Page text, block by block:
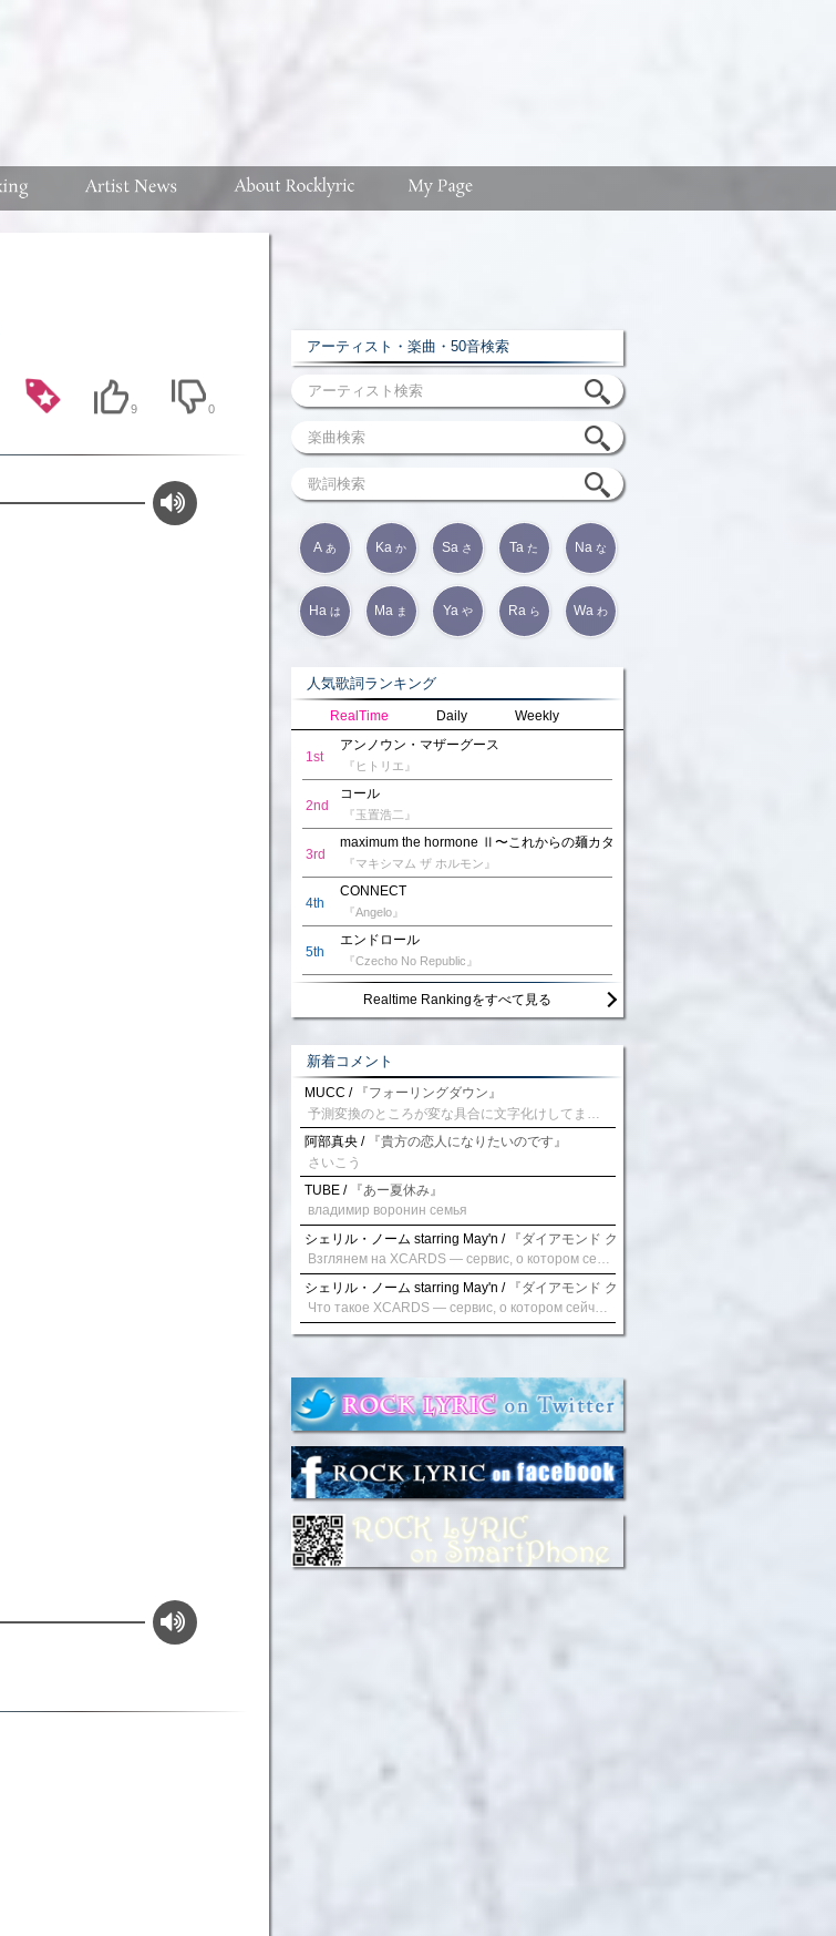
9 0
アーティスト・楽曲・50音検索
A あ Ka か Sa さ Ta た Na な
Ha は Ma ま Ya や Ra ら Wa わ
人気歌詞ランキング
RealTime Daily Weekly
1st
アンノウン・マザーグース
『ヒトリエ』
2nd
コール
『玉置浩二』
3rd
maximum the hormone Ⅱ〜これからの麺カタコッテリの話をしよう〜
『マキシマム ザ ホルモン』
4th
CONNECT
『Angelo』
5th
エンドロール
『Czecho No Republic』
Realtime Rankingをすべて見る
新着コメント
MUCC / 『フォーリングダウン』
阿部真央 / 『貴方の恋人になりたいのです』
さいこう
TUBE / 『あー夏休み』
владимир воронин семья
シェリル・ノーム starring May'n / 『ダイアモンド クレバス/射手座☆午後九時 Don't be
シェリル・ノーム starring May'n / 『ダイアモンド クレバス/射手座☆午後九時 Don't be
Что такое XCARDS — сервис, о котором сейчас говорят. Буквально на днях заметил о интересный бренд XCARDS, он помогает создавать онлайн карты чтобы управлять бюджетами. Ключевые преимущества: Выпуск занимает всего считанные минуты. Платформа даёт возможность оформить множество карт для разных целей. Есть поддержка в любое время суток включая персонального менеджера. Есть контроль без задержек — транзакции, уведомления, аналитика — всё под рукой. Возможные нюансы: Регистрация: европейская юрисдикция — желательно убедиться, что сервис можно использовать без нарушений. Финансовые условия: возможно, есть скрытые комиссии, поэтому лучше внимательно прочитать договор. Отзывы пользователей: по отзывам поддержка работает быстро. Надёжность системы: внедрены базовые меры безопасности, но всё равно советую не хранить большие суммы на карте. Вывод: В целом платформа кажется отличным помощником для маркетологов. Платформа сочетает скорость, удобство и гибкость. Как вы думаете? Пользовались ли вы XCARDS? Поделитесь опытом — будет интересно сравнить. Виртуальные карты для бизнеса